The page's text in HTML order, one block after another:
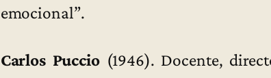
emocional”.
Carlos Puccio(1946). Docente,